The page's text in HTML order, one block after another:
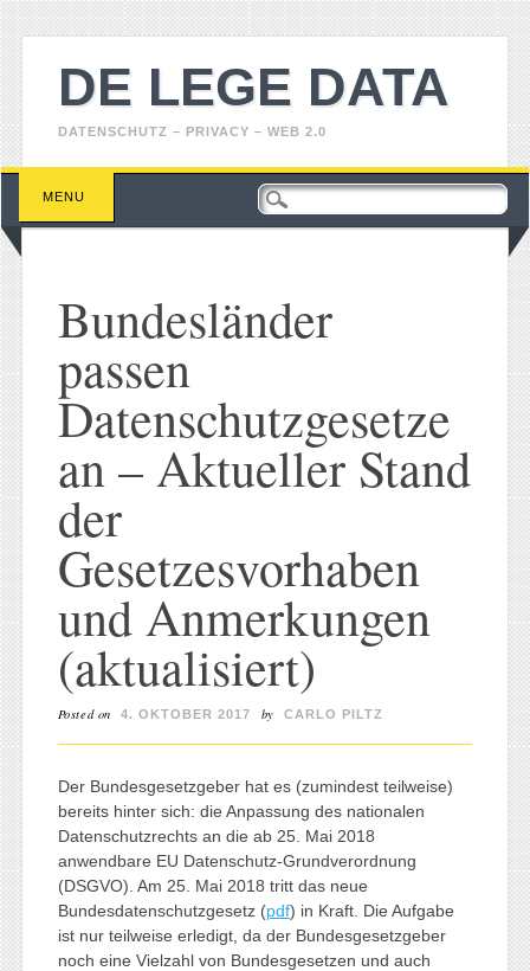
DE LEGE DATA
DATENSCHUTZ – PRIVACY – WEB 2.0
Main menu
Skip
content
MENU
Bundesländer
passen
Datenschutzgesetze
an – Aktueller Stand
der
Gesetzesvorhaben
und Anmerkungen
(aktualisiert)
Posted on 4. OKTOBER 2017 by CARLO PILTZ
Der Bundesgesetzgeber hat es (zumindest teilweise)
bereits hinter sich: die Anpassung des nationalen
Datenschutzrechts an die ab 25. Mai 2018
anwendbare EU Datenschutz-Grundverordnung
(DSGVO). Am 25. Mai 2018 tritt das neue
Bundesdatenschutzgesetz (pdf) in Kraft. Die Aufgabe
ist nur teilweise erledigt, da der Bundesgesetzgeber
noch eine Vielzahl von Bundesgesetzen und auch